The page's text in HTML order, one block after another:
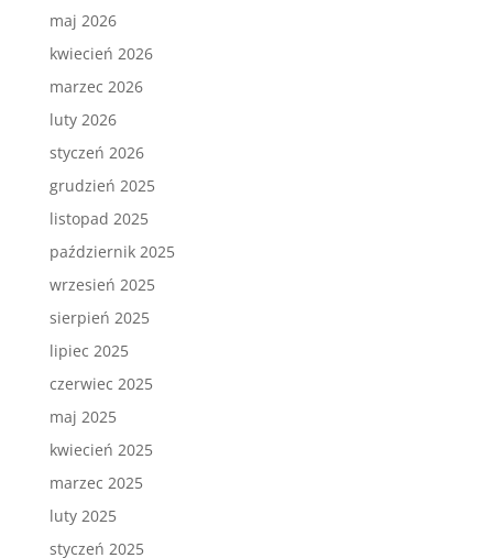
maj 2026
kwiecień 2026
marzec 2026
luty 2026
styczeń 2026
grudzień 2025
listopad 2025
październik 2025
wrzesień 2025
sierpień 2025
lipiec 2025
czerwiec 2025
maj 2025
kwiecień 2025
marzec 2025
luty 2025
styczeń 2025